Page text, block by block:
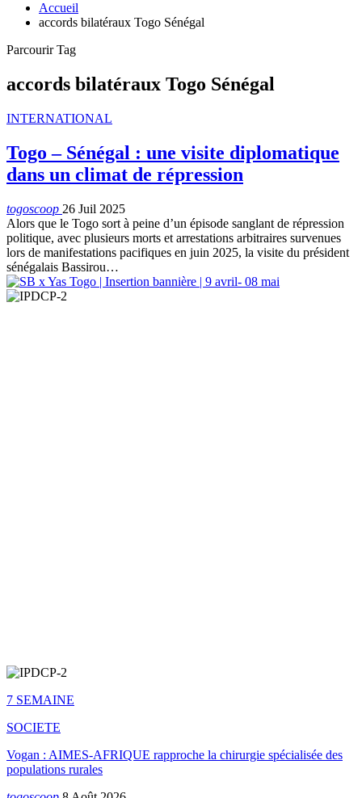
Accueil
accords bilatéraux Togo Sénégal
Parcourir Tag
accords bilatéraux Togo Sénégal
INTERNATIONAL
Togo – Sénégal : une visite diplomatique
dans un climat de répression
togoscoop 26 Juil 2025
Alors que le Togo sort à peine d’un épisode sanglant de répression
politique, avec plusieurs morts et arrestations arbitraires survenues
lors de manifestations pacifiques en juin 2025, la visite du président
sénégalais Bassirou…
7 SEMAINE
SOCIETE
Vogan : AIMES-AFRIQUE rapproche la chirurgie spécialisée des
populations rurales